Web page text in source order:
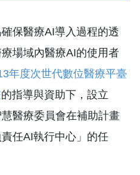
保醫療AI導入過程的透
場域內醫療AI的使用者
年度次世代數位醫療平臺
的指導與資助下，設立
醫療委員會在補助計畫
任AI執行中心」的任